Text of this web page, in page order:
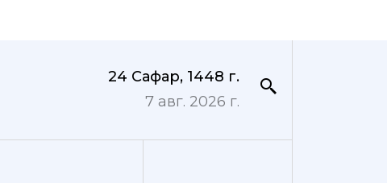
24 Сафар, 1448 г.
7 авг. 2026 г.